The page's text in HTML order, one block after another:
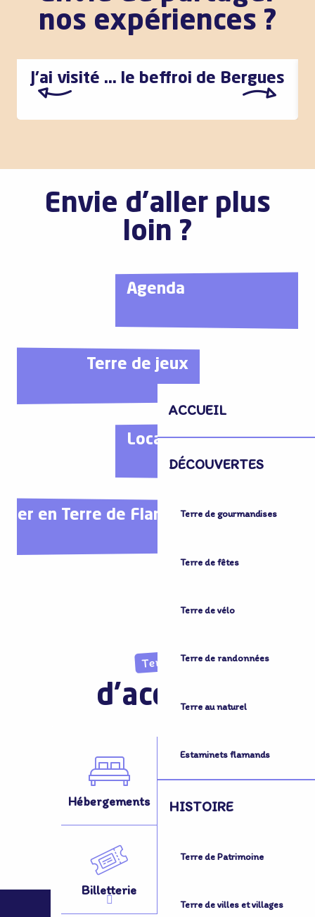
ACCUEIL
DÉCOUVERTES
Terre de gourmandises
Terre de fêtes
Terre de vélo
Terre de randonnées
Terre au naturel
Estaminets flamands
HISTOIRE
Terre de Patrimoine
Terre de villes et villages
nos expériences ?
J’ai visité … le beffroi de Bergues
Envie d'aller plus
loin ?
Agenda
Terre de jeux
Location de vélo et
en Terre de Flandre
Terre
d'accueil
Hébergements Activités
Billetterie